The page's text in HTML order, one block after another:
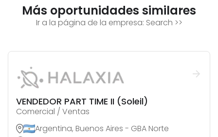
Más oportunidades similares
Ir a la página de la empresa: Search >>
VENDEDOR PART TIME II (Soleil)
Comercial / Ventas
Argentina, Buenos Aires - GBA Norte